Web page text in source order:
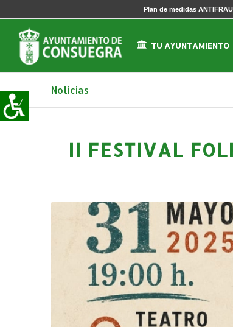
Plan de medidas
TU AYUNTAMIENTO
Noticias
II FESTIVAL